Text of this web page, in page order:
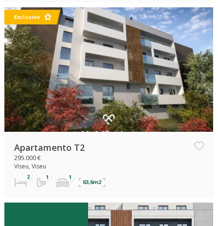
Exclusivo
Apartamento T2
295.000 €
Viseu, Viseu
63,6m2